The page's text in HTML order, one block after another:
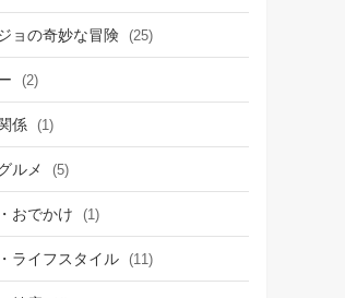
ョの奇妙な冒険 (25)
(2)
係 (1)
ルメ (5)
おでかけ (1)
ライフスタイル (11)